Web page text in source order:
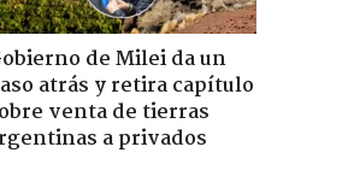
de Milei da un
atrás y retira capítulo
venta de tierras
a privados